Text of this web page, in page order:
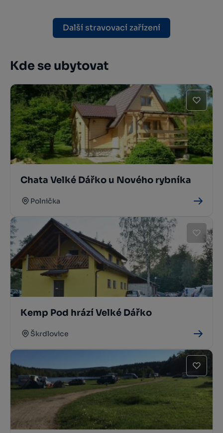
Další stravovací zařízení
Kde se ubytovat
Chata Velké Dářko u Nového rybníka
Polnička
Kemp Pod hrází Velké Dářko
Škrdlovice